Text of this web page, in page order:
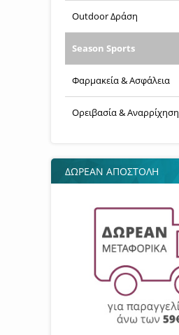
Outdoor Δράση
Season Sports
Φαρμακεία & Ασφάλεια
Ορειβασία & Αναρρίχηση
ΔΩΡΕΑΝ ΑΠΟΣΤΟΛΗ